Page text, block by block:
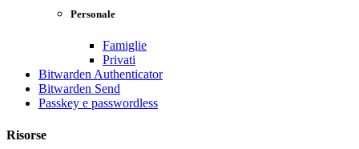
Personale
Famiglie
Privati
Bitwarden Authenticator
Bitwarden Send
Passkey e passwordless
Risorse